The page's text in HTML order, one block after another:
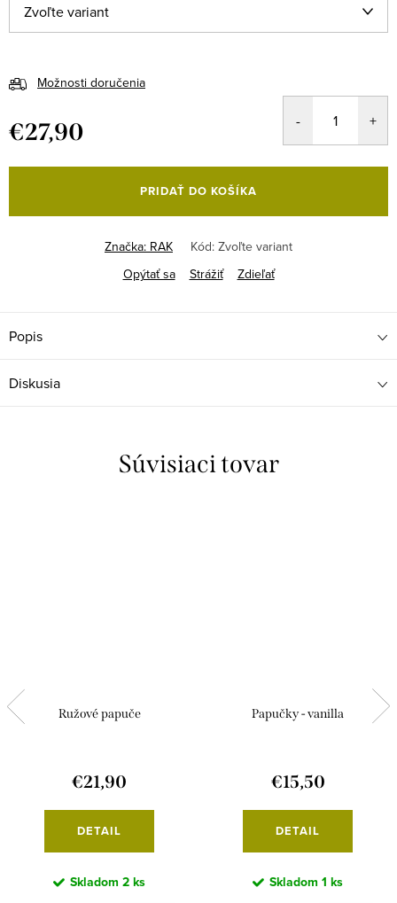
Možnosti doručenia
€27,90
cena:
PRIDAŤ DO KOŠÍKA
Značka: RAK Kód: Zvoľte variant
Opýtať sa
Strážiť Zdieľať
Popis
Diskusia
Súvisiaci tovar
Ružové papuče
€21,90
DETAIL
Skladom 2 ks
Papučky - vanilla
€15,50
DETAIL
Skladom 1 ks